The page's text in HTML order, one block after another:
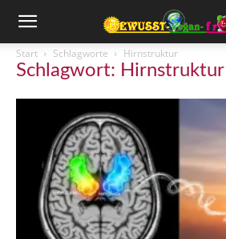
Start Schlagworte Hirnstruktur
Schlagwort: Hirnstruktur